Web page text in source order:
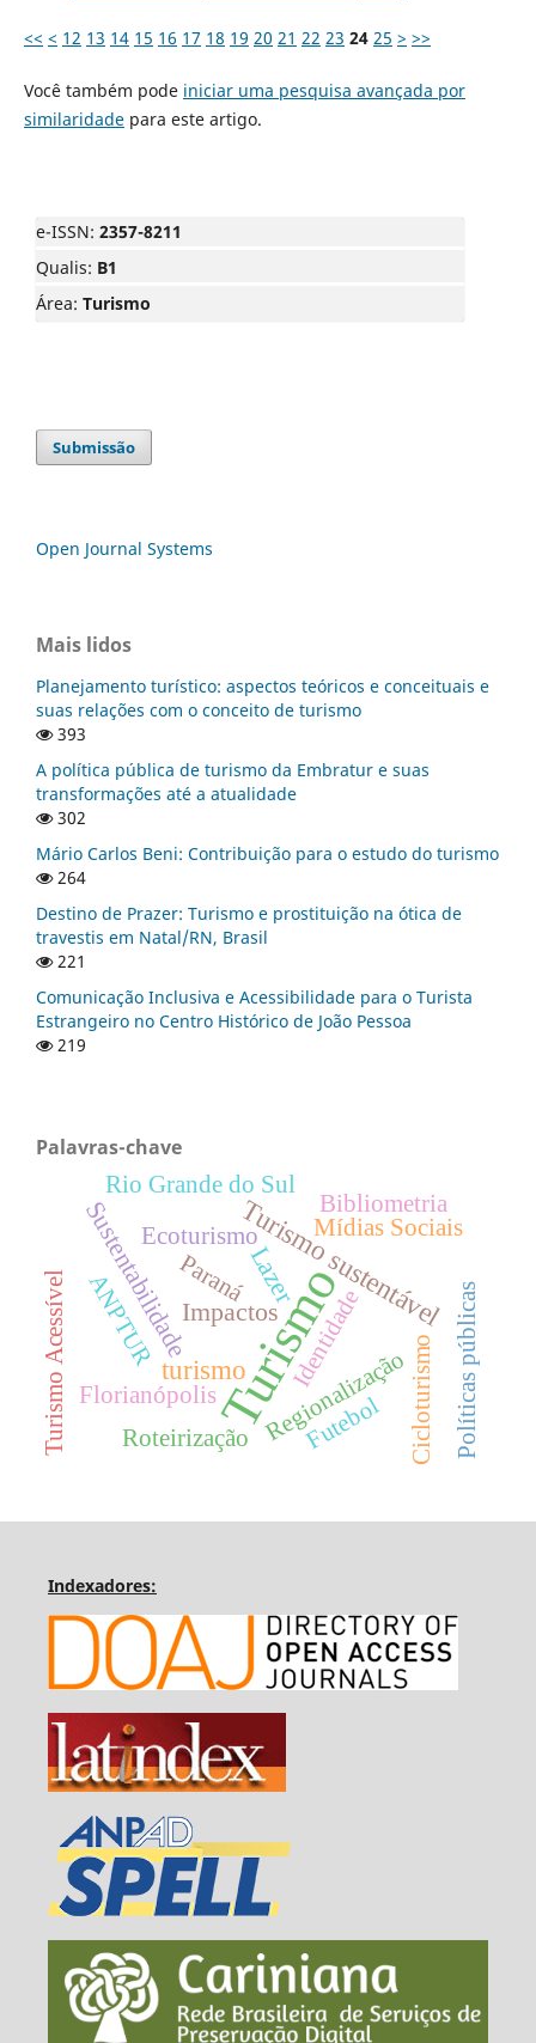
<< < 12 13 14 15 16 17 18 19 20 21 22 23 24 25 > >>
Você também pode iniciar uma pesquisa avançada por
similaridadepara este artigo.
e-ISSN: 2357-8211
Qualis: B1
Área: Turismo
Submissão
Open Journal Systems
Mais lidos
Planejamento turístico: aspectos teóricos e conceituais e
suas relações com o conceito de turismo
393
A política pública de turismo da Embratur e suas
transformações até a atualidade
302
Mário Carlos Beni: Contribuição para o estudo do turismo
264
Destino de Prazer: Turismo e prostituição na ótica de
travestis em Natal/RN, Brasil
221
Comunicação Inclusiva e Acessibilidade para o Turista
Estrangeiro no Centro Histórico de João Pessoa
219
Palavras-chave
Turismo
Turismo sustentável
turismo
Impactos
Lazer
SustentabilidadeEcoturismo
Florianópolis
Mídias Sociais
Políticas públicas
Regionalização
Turismo Acessível Paraná
Bibliometria
Identidade
Rio Grande do Sul
Futebol
ANPTUR
Roteirização Cicloturismo
Indexadores: